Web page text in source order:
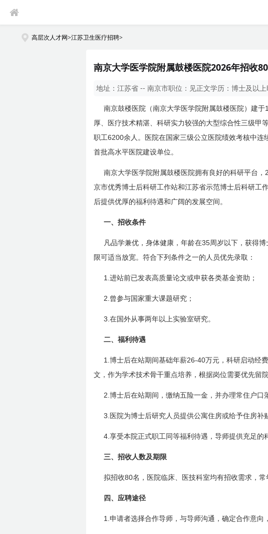
高层次人才网>江苏卫生医疗招聘>
南京大学医学院附属鼓楼医院2026年招收
地址： 江苏省 -- 南京市职位： 见正文学历： 博士及以上
南京鼓楼医院（南京大学医学院附属鼓楼医院）建于
厚、医疗技术精湛、科研实力较强的大型综合性三级甲
职工6200余人。医院在国家三级公立医院绩效考核中连
首批高水平医院建设单位。
南京大学医学院附属鼓楼医院拥有良好的科研平台，
京市优秀博士后科研工作站和江苏省示范博士后科研工作
后提供优厚的福利待遇和广阔的发展空间。
一、招收条件
凡品学兼优，身体健康，年龄在35周岁以下，获得
限可适当放宽。符合下列条件之一的人员优先录取：
1. 进站前已发表高质量论文或申获各类基金资助；
2. 曾参与国家重大课题研究；
3. 在国外从事两年以上实验室研究。
二、福利待遇
1. 博士后在站期间基础年薪26-40万元，科研启动经费
文，作为学术技术骨干重点培养，根据岗位需要优先留院
2. 博士后在站期间，缴纳五险一金，并办理常住户口
3. 医院为博士后研究人员提供公寓住房或给予住房补
4. 享受本院正式职工同等福利待遇，导师提供充足的
三、招收人数及期限
拟招收80名，医院临床、医技科室均有招收需求，常
四、应聘途径
1. 申请者选择合作导师，与导师沟通，确定合作意